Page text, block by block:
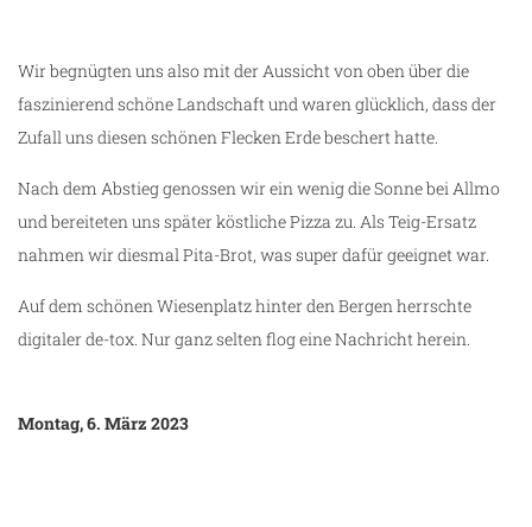
Wir begnügten uns also mit der Aussicht von oben über die
faszinierend schöne Landschaft und waren glücklich, dass der
Zufall uns diesen schönen Flecken Erde beschert hatte.
Nach dem Abstieg genossen wir ein wenig die Sonne bei Allmo
und bereiteten uns später köstliche Pizza zu. Als Teig-Ersatz
nahmen wir diesmal Pita-Brot, was super dafür geeignet war.
Auf dem schönen Wiesenplatz hinter den Bergen herrschte
digitaler de-tox. Nur ganz selten flog eine Nachricht herein.
Montag, 6. März 2023